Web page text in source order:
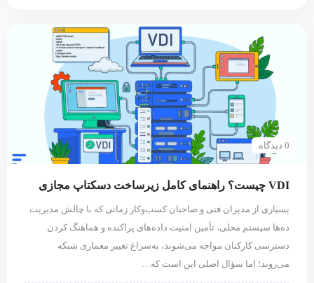
0 دیدگاه
VDI چیست؟ راهنمای کامل زیرساخت دسکتاپ مجازی
بسیاری از مدیران فنی و صاحبان کسب‌وکار زمانی که با چالش مدیریت
ده‌ها سیستم محلی، تأمین امنیت داده‌های پراکنده و هماهنگ کردن
دسترسی کارکنان مواجه می‌شوند، به‌سراغ تغییر معماری شبکه
می‌روند؛ اما سؤال اصلی این است که…